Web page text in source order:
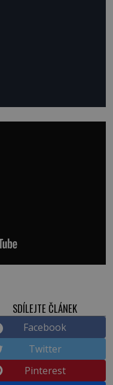
SDÍLEJTE ČLÁNEK
Facebook
Twitter
Pinterest